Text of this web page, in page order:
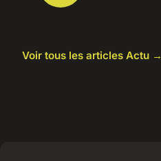
Voir tous les articles Actu →